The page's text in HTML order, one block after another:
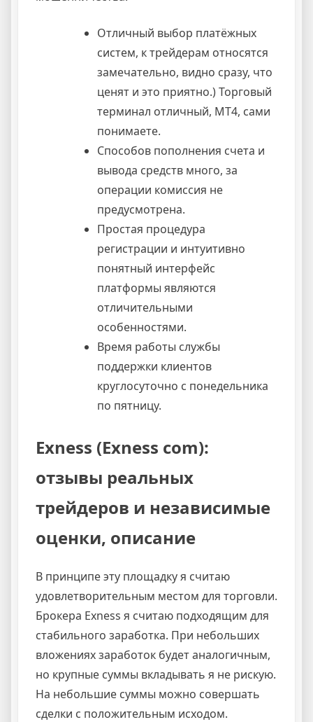
Отличный выбор платёжных
систем, к трейдерам относятся
замечательно, видно сразу, что
ценят и это приятно.) Торговый
терминал отличный, МТ4, сами
понимаете.
Способов пополнения счета и
вывода средств много, за
операции комиссия не
предусмотрена.
Простая процедура
регистрации и интуитивно
понятный интерфейс
платформы являются
отличительными
особенностями.
Время работы службы
поддержки клиентов
круглосуточно с понедельника
по пятницу.
Exness (Exness com):
отзывы реальных
трейдеров и независимые
оценки, описание
В принципе эту площадку я считаю
удовлетворительным местом для торговли.
Брокера Exness я считаю подходящим для
стабильного заработка. При небольших
вложениях заработок будет аналогичным,
но крупные суммы вкладывать я не рискую.
На небольшие суммы можно совершать
сделки с положительным исходом.